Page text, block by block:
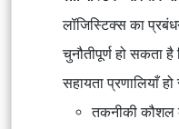
लॉजिस्टिक्स का
चुनौतीपूर्ण हो सकता
सहायता प्रणालियाँ
तकनीकी कौशल